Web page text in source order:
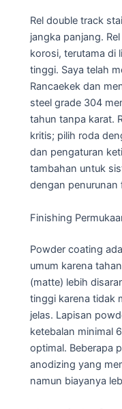
Rel double track
jangka panjang.
korosi, terutama di
tinggi. Saya telah
Rancaekek dan
steel grade 304
tahun tanpa karat.
kritis; pilih roda
dan pengaturan
tambahan untuk
dengan penurunan
Finishing
Powder coating
umum karena
(matte) lebih
tinggi karena tidak
jelas. Lapisan
ketebalan minimal
optimal. Beberapa
anodizing yang
namun biayanya